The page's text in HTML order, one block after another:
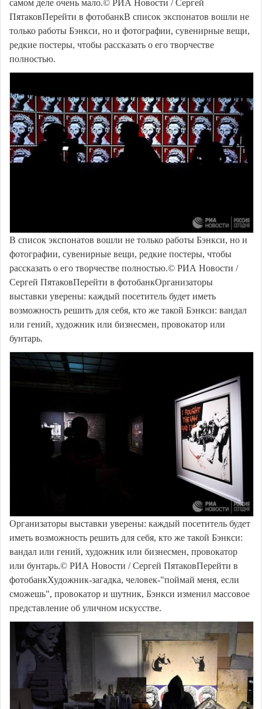
самом деле очень мало.© РИА Новости / Сергей
ПятаковПерейти в фотобанкВ список экспонатов вошли не
только работы Бэнкси, но и фотографии, сувенирные вещи,
редкие постеры, чтобы рассказать о его творчестве
полностью.
В список экспонатов вошли не только работы Бэнкси, но и
фотографии, сувенирные вещи, редкие постеры, чтобы
рассказать о его творчестве полностью.© РИА Новости /
Сергей ПятаковПерейти в фотобанкОрганизаторы
выставки уверены: каждый посетитель будет иметь
возможность решить для себя, кто же такой Бэнкси: вандал
или гений, художник или бизнесмен, провокатор или
бунтарь.
Организаторы выставки уверены: каждый посетитель будет
иметь возможность решить для себя, кто же такой Бэнкси:
вандал или гений, художник или бизнесмен, провокатор
или бунтарь.© РИА Новости / Сергей ПятаковПерейти в
фотобанкХудожник-загадка, человек-"поймай меня, если
сможешь", провокатор и шутник, Бэнкси изменил массовое
представление об уличном искусстве.